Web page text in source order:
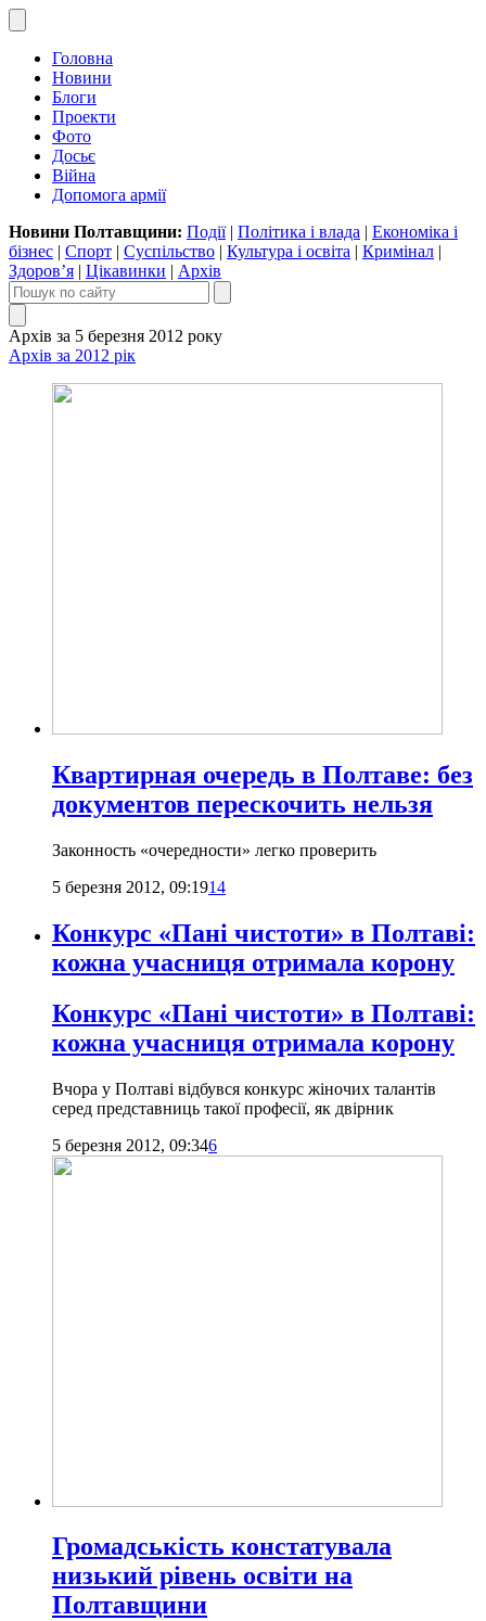
Головна
Новини
Блоги
Проекти
Фото
Досьє
Війна
Допомога армії
Новини Полтавщини: Події| Політика і влада | Економіка і
бізнес | Спорт | Суспільство | Культура і освіта | Кримінал |
Здоров’я | Цікавинки | Архів
Архів за 5 березня 2012 року
Архів за 2012 рік
Квартирная очередь в Полтаве: без
документов перескочить нельзя
Законность «очередности» легко проверить
5 березня 2012, 09:1914
Конкурс «Пані чистоти» в Полтаві:
кожна учасниця отримала корону
Конкурс «Пані чистоти» в Полтаві:
кожна учасниця отримала корону
Вчора у Полтаві відбувся конкурс жіночих талантів
серед представниць такої професії, як двірник
5 березня 2012, 09:346
Громадськість констатувала
низький рівень освіти на
Полтавщини